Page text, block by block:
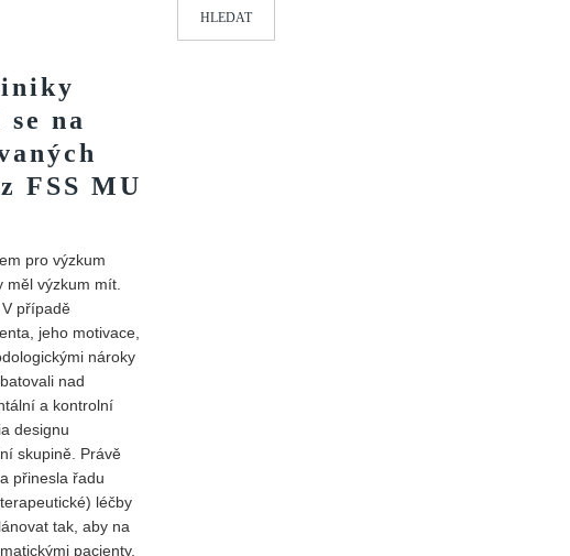
na
FSS MU
pro výzkum
výzkum mít.
případě
jeho motivace,
nároky
nad
a kontrolní
designu
skupině. Právě
přinesla řadu
léčby
tak, aby na
pacienty.
HLEDAT